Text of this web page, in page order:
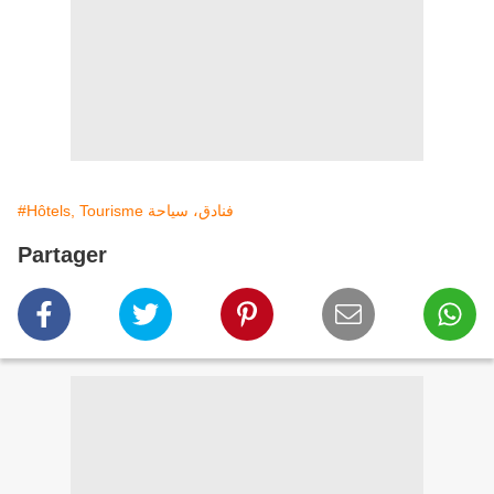
#Hôtels, Tourisme فنادق، سياحة
Partager